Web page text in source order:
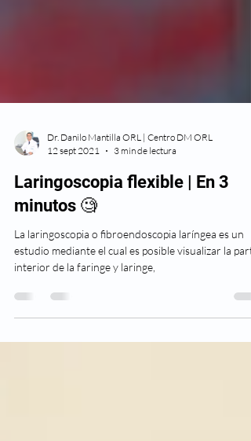
12 sept 2021
3 min de lectura
Laringoscopia flexible | En 3
minutos 🧐
La laringoscopia o fibroendoscopia laríngea es un
interior de la faringe y laringe,